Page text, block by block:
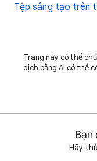
Tệp sáng tạo trên
Trang này có thể
dịch bằng AI có thể
Bạn
Hãy